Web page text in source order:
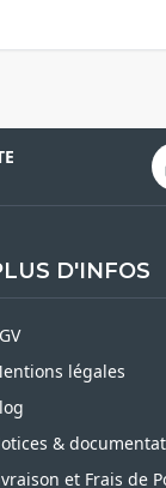
D'INFOS
légales
&
et Frais de